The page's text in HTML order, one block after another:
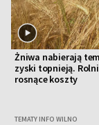
Żniwa nabierają
zyski topnieją.
rosnące koszty
TEMATY INFO WILNO